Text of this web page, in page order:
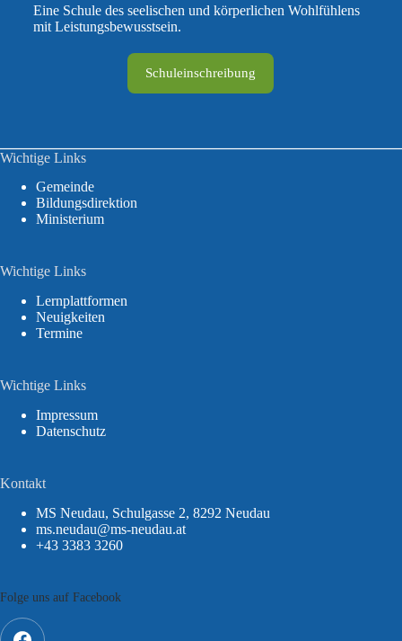
Eine Schule des seelischen und körperlichen Wohlfühlens
mit Leistungsbewusstsein.
Schuleinschreibung
Wichtige Links
Gemeinde
Bildungsdirektion
Ministerium
Wichtige Links
Lernplattformen
Neuigkeiten
Termine
Wichtige Links
Impressum
Datenschutz
Kontakt
MS Neudau, Schulgasse 2, 8292 Neudau
ms.neudau@ms-neudau.at
+43 3383 3260
Folge uns auf Facebook